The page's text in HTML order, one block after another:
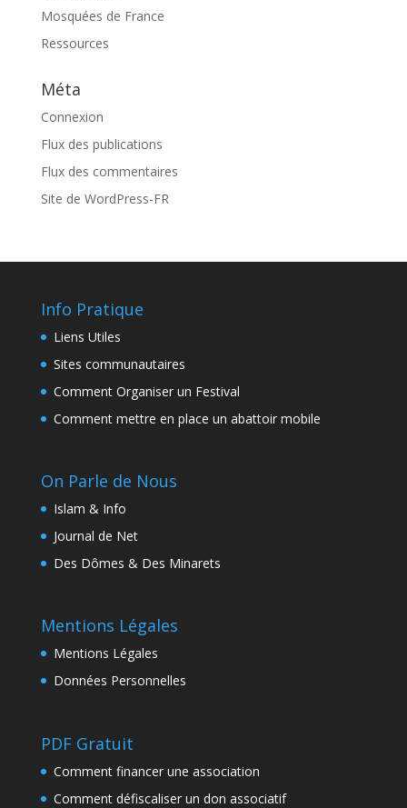
Mosquées de France
Ressources
Méta
Connexion
Flux des publications
Flux des commentaires
Site de WordPress-FR
Info Pratique
Liens Utiles
Sites communautaires
Comment Organiser un Festival
Comment mettre en place un abattoir mobile
On Parle de Nous
Islam & Info
Journal de Net
Des Dômes & Des Minarets
Mentions Légales
Mentions Légales
Données Personnelles
PDF Gratuit
Comment financer une association
Comment défiscaliser un don associatif